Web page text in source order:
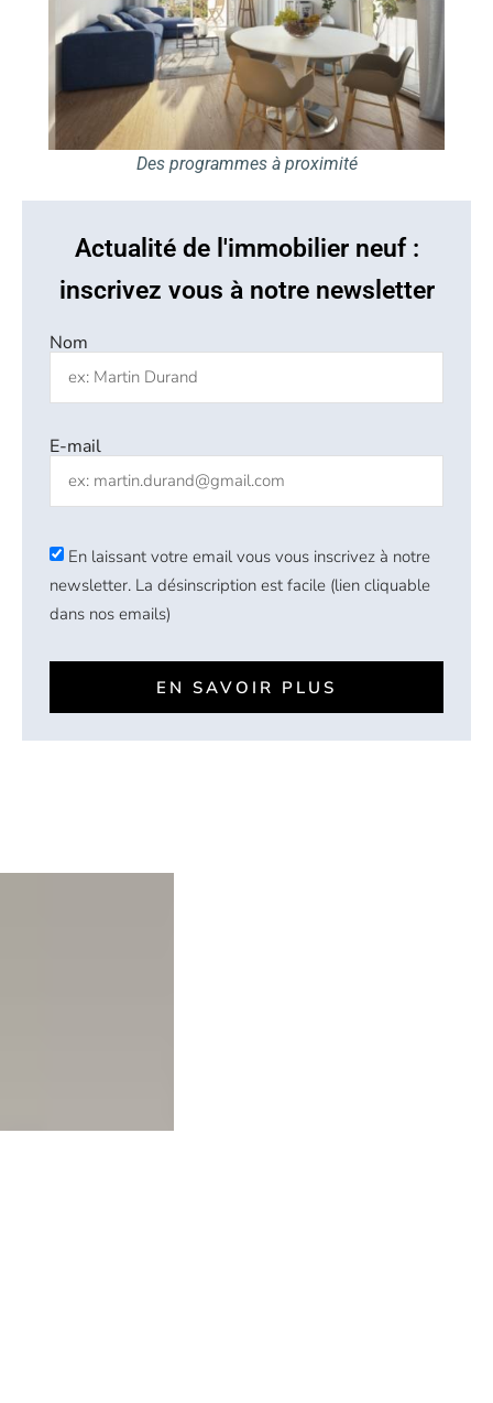
Des programmes à proximité
Actualité de l'immobilier neuf :
inscrivez vous à notre newsletter
Nom
E-mail
En laissant votre email vous vous inscrivez à notre
newsletter. La désinscription est facile (lien cliquable
dans nos emails)
EN SAVOIR PLUS